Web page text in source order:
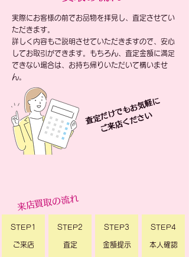
査
定
だ
け
で
も
お
気
軽
に
ご
来
店
く
だ
さ
い
実際にお客様の前でお品物を拝見し、査定させてい
ただきます。
詳しく内容もご説明させていただきますので、安心
してお取引ができます。もちろん、査定金額に満足
できない場合は、お持ち帰りいただいて構いませ
ん。
来店買取の流れ
STEP1
ご来店
STEP2
査定
STEP3
​金額提示
STEP4
​本人確認